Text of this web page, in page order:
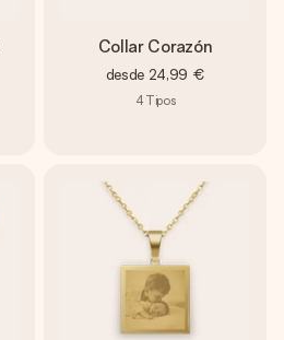
Collar Corazón
desde 24,99 €
4Tipos